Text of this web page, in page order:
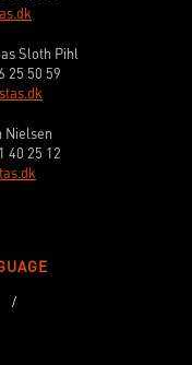
Sloth Pihl
25 50 59
Nielsen
40 25 12